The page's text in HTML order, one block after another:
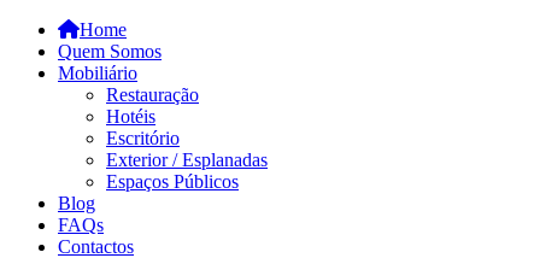
Home
Quem Somos
Mobiliário
Restauração
Hotéis
Escritório
Exterior / Esplanadas
Espaços Públicos
Blog
FAQs
Contactos